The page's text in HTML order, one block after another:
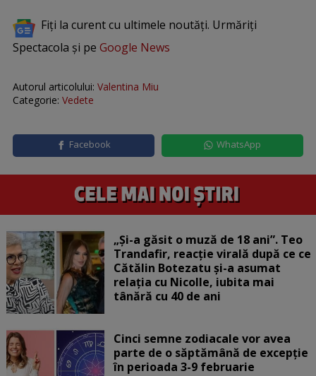
Fiți la curent cu ultimele noutăți. Urmăriți
Spectacola și pe Google News
Autorul articolului: Valentina Miu
Categorie: Vedete
Facebook WhatsApp
„Și-a găsit o muză de 18 ani”. Teo
Trandafir, reacție virală după ce ce
Cătălin Botezatu și-a asumat
relația cu Nicolle, iubita mai
tânără cu 40 de ani
Cinci semne zodiacale vor avea
parte de o săptămână de excepție
în perioada 3-9 februarie